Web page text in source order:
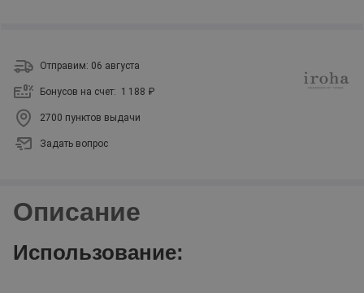
Отправим: 06 августа
Бонусов на счет: 1 188 ₽
2700 пунктов выдачи
Задать вопрос
Описание
Использование: